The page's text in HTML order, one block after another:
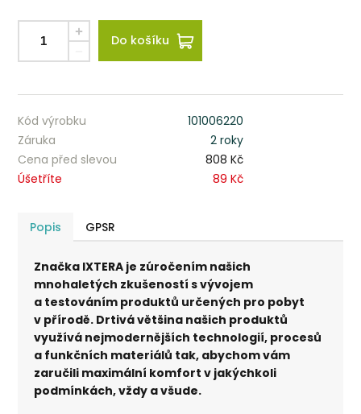
Do košíku
Kód výrobku
101006220
Záruka
2 roky
Cena před slevou
808 Kč
Úšetříte
89 Kč
Popis GPSR
Značka IXTERA je zúročením našich
mnohaletých zkušeností s vývojem
a testováním produktů určených pro pobyt
v přírodě. Drtivá většina našich produktů
využívá nejmodernějších technologií, procesů
a funkčních materiálů tak, abychom vám
zaručili maximální komfort v jakýchkoli
podmínkách, vždy a všude.